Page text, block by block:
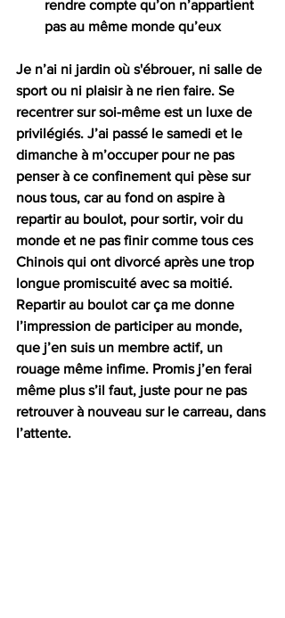
rendre compte qu’on n’appartient
pas au même monde qu’eux
Je n’ai ni jardin où s'ébrouer, ni salle de
sport ou ni plaisir à ne rien faire. Se
recentrer sur soi-même est un luxe de
privilégiés. J’ai passé le samedi et le
dimanche à m’occuper pour ne pas
penser à ce confinement qui pèse sur
nous tous, car au fond on aspire à
repartir au boulot, pour sortir, voir du
monde et ne pas finir comme tous ces
Chinois qui ont divorcé après une trop
longue promiscuité avec sa moitié.
Repartir au boulot car ça me donne
l’impression de participer au monde,
que j’en suis un membre actif, un
rouage même infime. Promis j’en ferai
même plus s’il faut, juste pour ne pas
retrouver à nouveau sur le carreau, dans
l’attente.